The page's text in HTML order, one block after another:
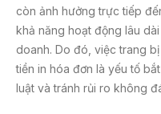
còn ảnh hưởng trực tiếp
khả năng hoạt động lâu
doanh. Do đó, việc trang
tiền in hóa đơn là yếu tố
luật và tránh rủi ro không